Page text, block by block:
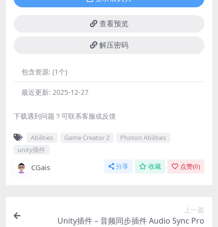
查看预览
解压密码
包含资源: (1个)
最近更新: 2025-12-27
下载遇到问题？可联系客服或反馈
Abilities Game Creator 2
Photon Abilities
unity插件
CGais 分享 收藏 点赞(0)
上一篇
Unity插件 – 音频同步插件 Audio Sync Pro